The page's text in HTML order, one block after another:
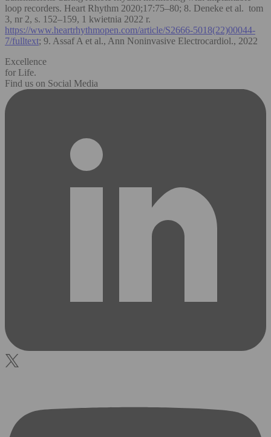
loop recorders. Heart Rhythm 2020;17:75–80; 8. Deneke et al. tom
3, nr 2, s. 152–159, 1 kwietnia 2022 r.
https://www.heartrhythmopen.com/article/S2666-5018(22)00044-
7/fulltext; 9. Assaf A et al., Ann Noninvasive Electrocardiol., 2022
Excellence
for Life.
Find us on Social Media